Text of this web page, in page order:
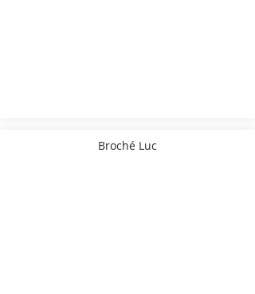
Broché Luc